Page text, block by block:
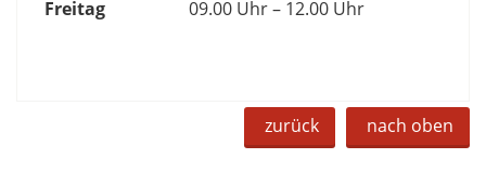
Freitag 09.00 Uhr – 12.00 Uhr
zurück nach oben